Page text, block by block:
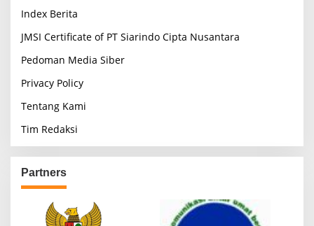
Index Berita
JMSI Certificate of PT Siarindo Cipta Nusantara
Pedoman Media Siber
Privacy Policy
Tentang Kami
Tim Redaksi
Partners